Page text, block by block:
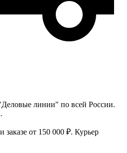
линии" по всей России.
от 150 000 ₽. Курьер